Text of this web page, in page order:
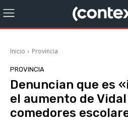
Inicio Provincia
PROVINCIA
Denuncian que es
el aumento de
comedores